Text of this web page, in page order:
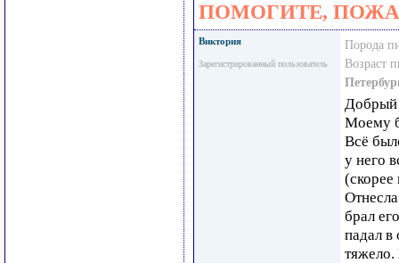
ПОМОГИТЕ,
Виктория
Зарегистрированный пользователь
Порода
Возраст
Добрый
Моему
Всё
у него
брал
падал
тяжело.